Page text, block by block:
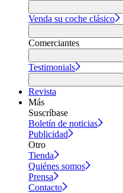
Venda su coche clásico
Comerciantes
Testimonials
Revista
Más
Suscríbase
Boletín de noticias
Publicidad
Otro
Tienda
Quiénes somos
Prensa
Contacto